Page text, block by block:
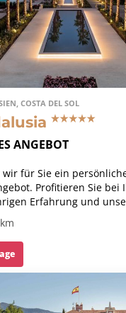
COSTA DEL SOL
ANGEBOT
für Sie ein
Profitieren Sie bei
Erfahrung und
km